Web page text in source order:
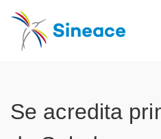
Se acredita